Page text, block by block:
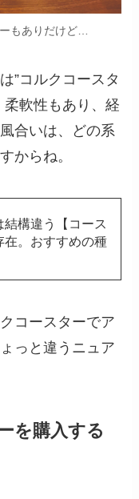
もありだけど…
”コルクコースタ
柔軟性もあり、経
合いは、どの系
からね。
構違う【コース
在。おすすめの種
コースターでア
っと違うニュア
を購入する